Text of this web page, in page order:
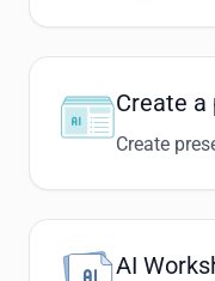
Create
Create
AI